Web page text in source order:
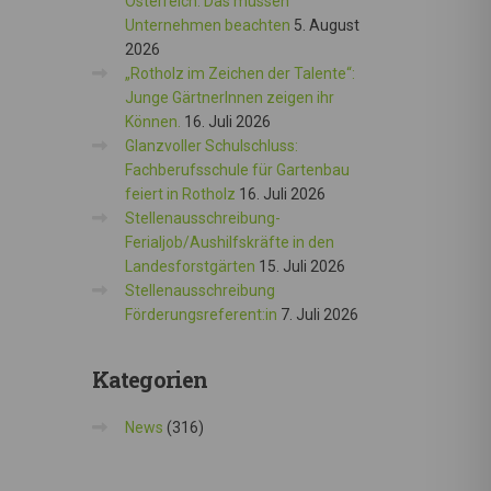
Unternehmen beachten 5. August
2026
„Rotholz im Zeichen der Talente“:
Junge GärtnerInnen zeigen ihr
Können. 16. Juli 2026
Glanzvoller Schulschluss:
Fachberufsschule für Gartenbau
feiert in Rotholz 16. Juli 2026
Stellenausschreibung-
Ferialjob/Aushilfskräfte in den
Landesforstgärten 15. Juli 2026
Stellenausschreibung
Förderungsreferent:in 7. Juli 2026
Kategorien
News (316)